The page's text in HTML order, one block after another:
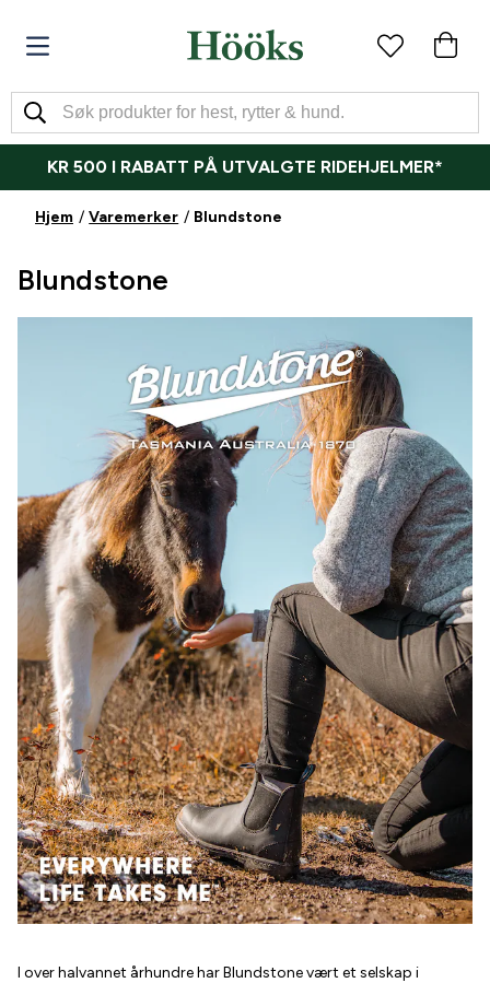
KR 500 I RABATT PÅ UTVALGTE RIDEHJELMER*
Hjem Varemerker Blundstone
Blundstone
I over halvannet århundre har Blundstone vært et selskap i